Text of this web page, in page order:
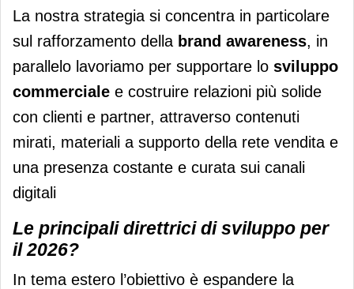
La nostra strategia si concentra in particolare
sul rafforzamento della brand awareness, in
parallelo lavoriamo per supportare lo sviluppo
commerciale e costruire relazioni più solide
con clienti e partner, attraverso contenuti
mirati, materiali a supporto della rete vendita e
una presenza costante e curata sui canali
digitali
Le principali direttrici di sviluppo per
il 2026?
In tema estero l’obiettivo è espandere la